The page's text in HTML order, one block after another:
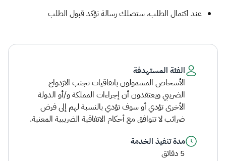
عند اكتمال الطلب، ستصلك رسالة تؤكد قبول الطلب
الفئة المستهدفة
الأشخاص المشمولون باتفاقيات تجنب الازدواج
الضريبي ويعتقدون أن إجراءات المملكة و/أو الدولة
الأخرى تؤدي أو سوف تؤدي بالنسبة لهم إلى فرض
ضرائب لا تتوافق مع أحكام الاتفاقية الضريبية المعنية.
مدة تنفيذ الخدمة
5 دقائق